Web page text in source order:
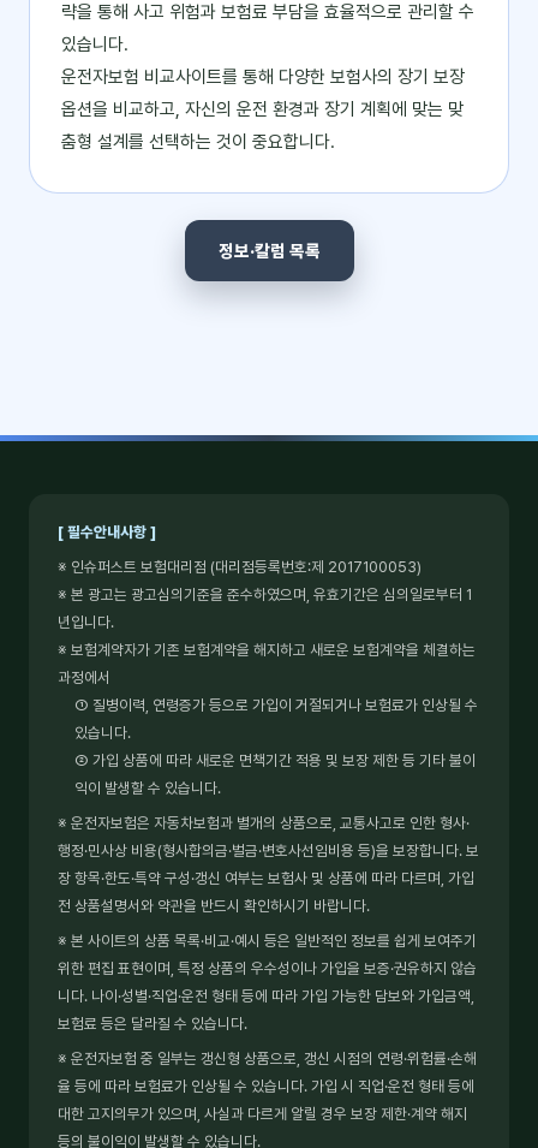
략을 통해 사고 위험과 보험료 부담을 효율적으로 관리할 수
있습니다.
운전자보험 비교사이트를 통해 다양한 보험사의 장기 보장
옵션을 비교하고, 자신의 운전 환경과 장기 계획에 맞는 맞
춤형 설계를 선택하는 것이 중요합니다.
정보·칼럼 목록
[ 필수안내사항 ]
※ 인슈퍼스트 보험대리점 (대리점등록번호:제 2017100053)
※ 본 광고는 광고심의기준을 준수하였으며, 유효기간은 심의일로부터 1
년입니다.
※ 보험계약자가 기존 보험계약을 해지하고 새로운 보험계약을 체결하는
과정에서
① 질병이력, 연령증가 등으로 가입이 거절되거나 보험료가 인상될 수
있습니다.
② 가입 상품에 따라 새로운 면책기간 적용 및 보장 제한 등 기타 불이
익이 발생할 수 있습니다.
※ 운전자보험은 자동차보험과 별개의 상품으로, 교통사고로 인한 형사·
행정·민사상 비용(형사합의금·벌금·변호사선임비용 등)을 보장합니다. 보
장 항목·한도·특약 구성·갱신 여부는 보험사 및 상품에 따라 다르며, 가입
전 상품설명서와 약관을 반드시 확인하시기 바랍니다.
※ 본 사이트의 상품 목록·비교·예시 등은 일반적인 정보를 쉽게 보여주기
위한 편집 표현이며, 특정 상품의 우수성이나 가입을 보증·권유하지 않습
니다. 나이·성별·직업·운전 형태 등에 따라 가입 가능한 담보와 가입금액,
보험료 등은 달라질 수 있습니다.
※ 운전자보험 중 일부는 갱신형 상품으로, 갱신 시점의 연령·위험률·손해
율 등에 따라 보험료가 인상될 수 있습니다. 가입 시 직업·운전 형태 등에
대한 고지의무가 있으며, 사실과 다르게 알릴 경우 보장 제한·계약 해지
등의 불이익이 발생할 수 있습니다.